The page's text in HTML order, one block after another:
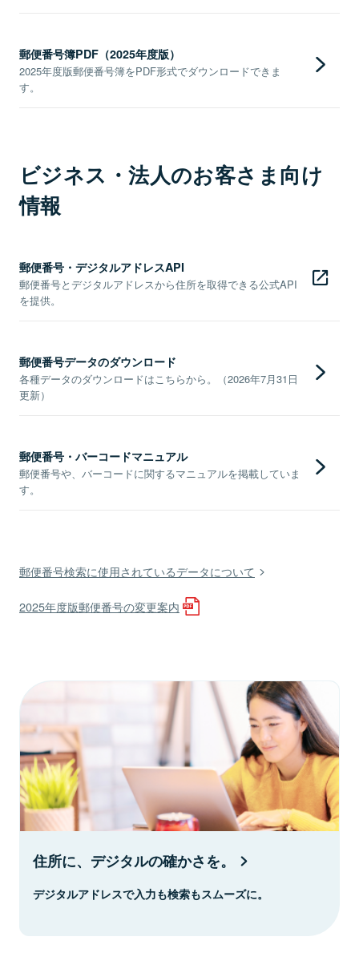
郵便番号簿PDF（2025年度版）
2025年度版郵便番号簿をPDF形式でダウンロードできま
す。
ビジネス・法人のお客さま向け
情報
郵便番号・デジタルアドレスAPI
郵便番号とデジタルアドレスから住所を取得できる公式API
を提供。
郵便番号データのダウンロード
各種データのダウンロードはこちらから。（2026年7月31日
更新）
郵便番号・バーコードマニュアル
郵便番号や、バーコードに関するマニュアルを掲載していま
す。
郵便番号検索に使用されているデータについて
2025年度版郵便番号の変更案内
住所に、デジタルの確かさを。
デジタルアドレスで入力も検索もスムーズに。